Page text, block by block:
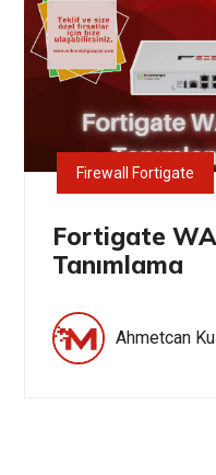
Firewall Fortigate
Fortigate
Tanımlama
Ahmetcan